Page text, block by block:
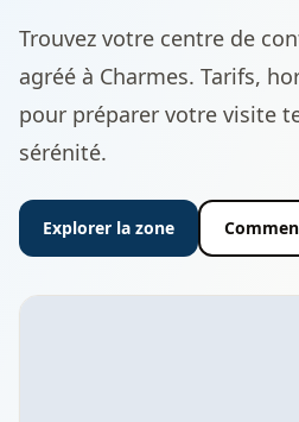
Trouvez votre centre de
agréé à Charmes. Tarifs,
pour préparer votre visite
sérénité.
Explorer la zone